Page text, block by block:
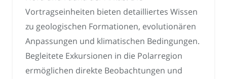
Vortragseinheiten bieten detailliertes Wissen
zu geologischen Formationen, evolutionären
Anpassungen und klimatischen Bedingungen.
Begleitete Exkursionen in die Polarregion
ermöglichen direkte Beobachtungen und